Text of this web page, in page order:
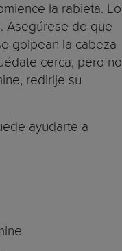
la rabieta. Lo
Asegúrese de que
golpean la cabeza
cerca, pero no
redirije su
ayudarte a